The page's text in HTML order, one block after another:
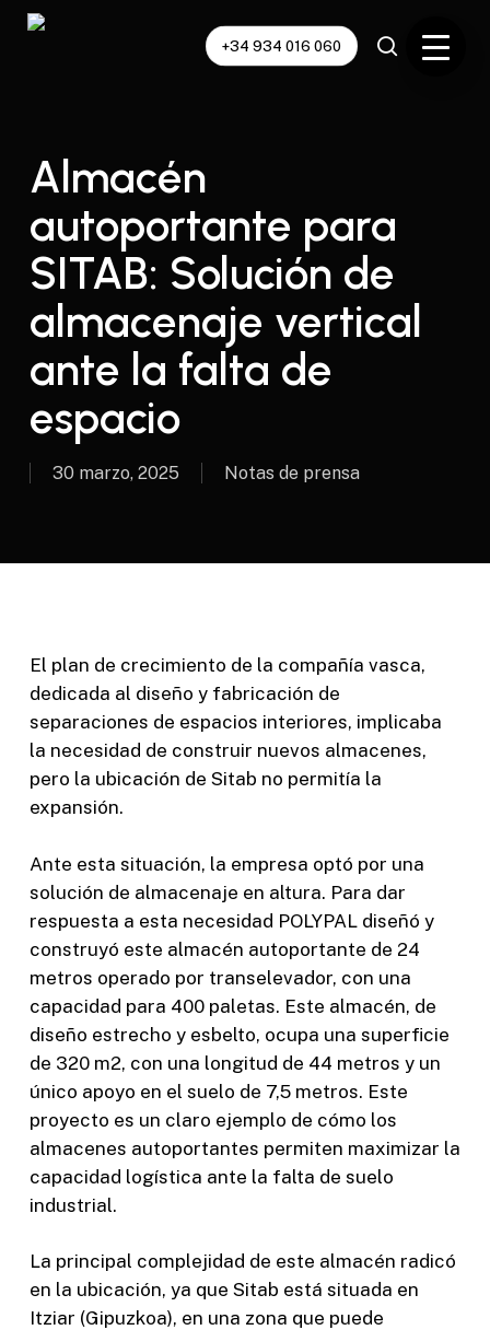
Skip
+34 934 016 060
Almacén
autoportante para
SITAB: Solución de
almacenaje vertical
ante la falta de
espacio
30 marzo, 2025 Notas de prensa
El plan de crecimiento de la compañía vasca,
dedicada al diseño y fabricación de
separaciones de espacios interiores, implicaba
la necesidad de construir nuevos almacenes,
pero la ubicación de Sitab no permitía la
expansión.
Ante esta situación, la empresa optó por una
solución de almacenaje en altura. Para dar
respuesta a esta necesidad POLYPAL diseñó y
construyó este almacén autoportante de 24
metros operado por transelevador, con una
capacidad para 400 paletas. Este almacén, de
diseño estrecho y esbelto, ocupa una superficie
de 320 m2, con una longitud de 44 metros y un
único apoyo en el suelo de 7,5 metros. Este
proyecto es un claro ejemplo de cómo los
almacenes autoportantes permiten maximizar la
capacidad logística ante la falta de suelo
industrial.
La principal complejidad de este almacén radicó
en la ubicación, ya que Sitab está situada en
Itziar (Gipuzkoa), en una zona que puede